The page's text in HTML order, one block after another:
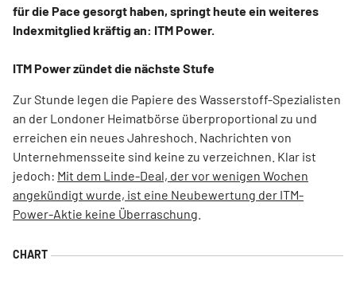
für die Pace gesorgt haben, springt heute ein weiteres
Indexmitglied kräftig an: ITM Power.
ITM Power zündet die nächste Stufe
Zur Stunde legen die Papiere des Wasserstoff-Spezialisten
an der Londoner Heimatbörse überproportional zu und
erreichen ein neues Jahreshoch. Nachrichten von
Unternehmensseite sind keine zu verzeichnen. Klar ist
jedoch: Mit dem Linde-Deal, der vor wenigen Wochen
angekündigt wurde, ist eine Neubewertung der ITM-
Power-Aktie keine Überraschung